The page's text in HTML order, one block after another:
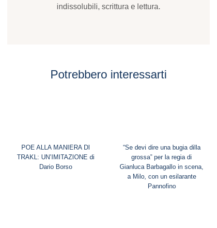
indissolubili, scrittura e lettura.
Potrebbero interessarti
POE ALLA MANIERA DI
TRAKL: UN’IMITAZIONE di
Dario Borso
“Se devi dire una bugia dilla
grossa” per la regia di
Gianluca Barbagallo in scena,
a Milo, con un esilarante
Pannofino